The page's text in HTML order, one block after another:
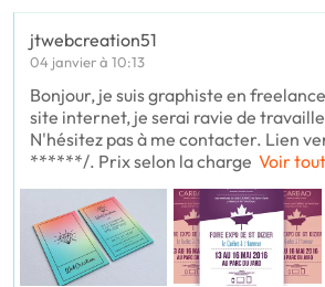
jtwebcreation51
04 janvier à 10:13
Bonjour, je suis graphiste en
site internet, je serai ravie de
N'hésitez pas à me contacter. Lien
******/. Prix selon la charge Voir